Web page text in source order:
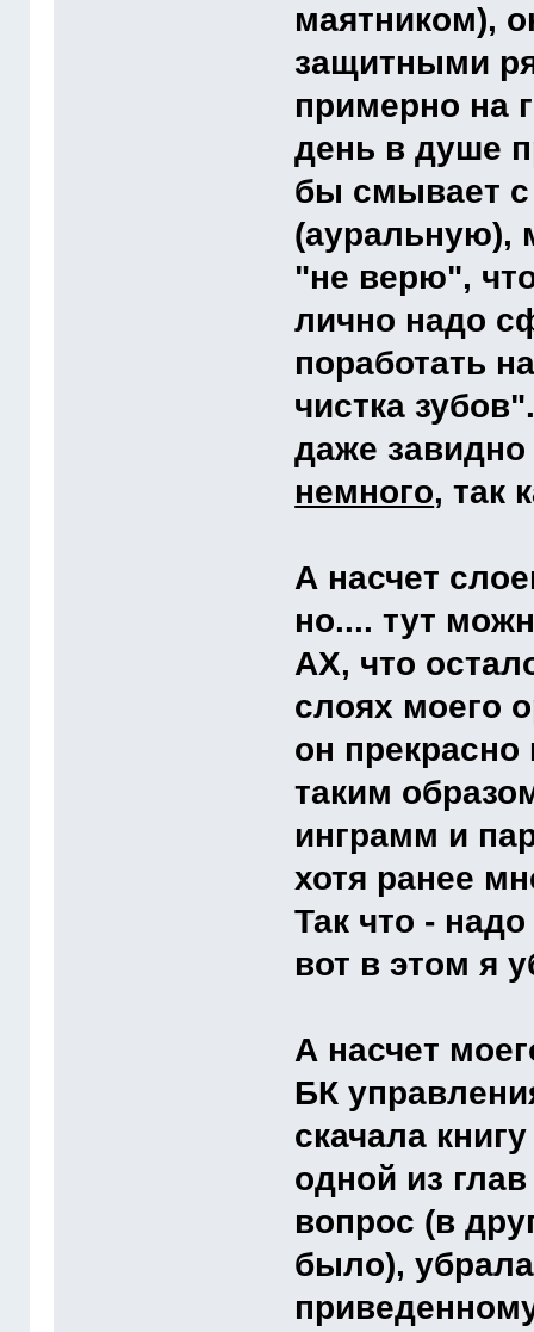
маятником),
защитными
примерно на
день в душе
бы смывает с
(ауральную),
"не верю",
лично надо
поработать
чистка
даже
немного, так
А насчет
но.... тут
АХ, что
слоях моего
он прекрасно
таким
инграмм и
хотя ранее
Так что -
вот в этом я
А насчет
БК
скачала
одной из
вопрос (в
было),